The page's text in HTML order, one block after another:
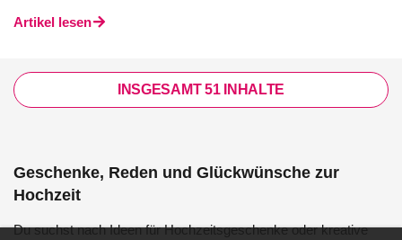
Artikel lesen
INSGESAMT 51 INHALTE
Geschenke, Reden und Glückwünsche zur
Hochzeit
Du suchst nach Ideen für Hochzeitsgeschenke oder kreative